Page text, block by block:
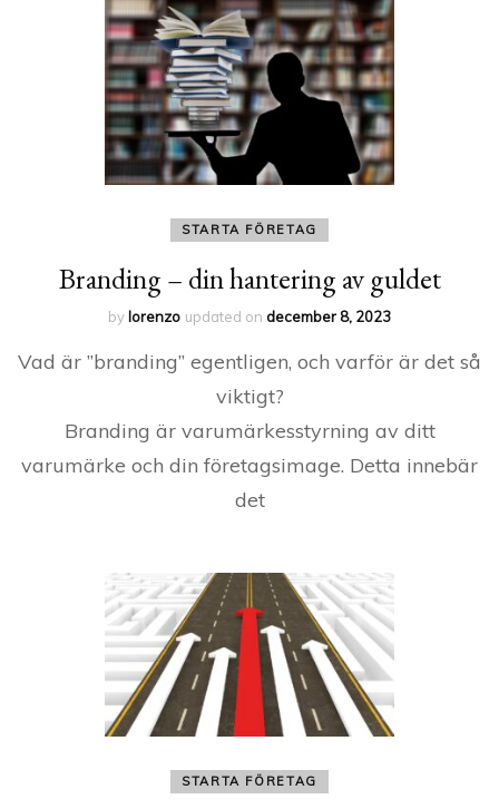
STARTA FÖRETAG
Branding – din hantering av guldet
by lorenzo updated on december 8, 2023
Vad är ”branding” egentligen, och varför är det så
viktigt?
Branding är varumärkesstyrning av ditt
varumärke och din företagsimage. Detta innebär
det
STARTA FÖRETAG